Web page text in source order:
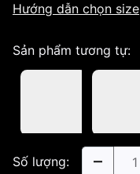
Hướng dẫn chọn size
Sản phẩm tương tự:
Số lượng: